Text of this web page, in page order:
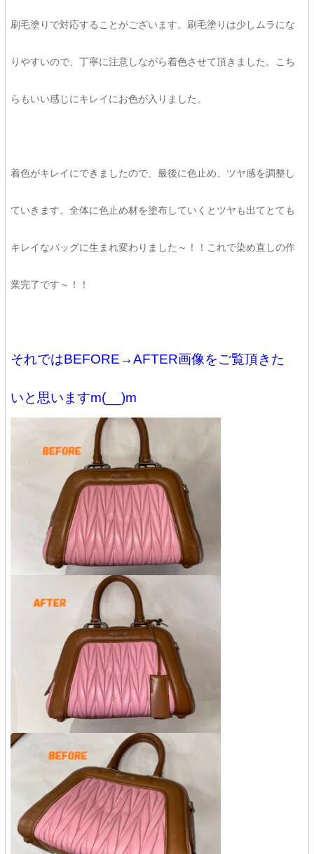
刷毛塗りで対応することがございます。刷毛塗りは少しムラにな
りやすいので、丁寧に注意しながら着色させて頂きました。こち
らもいい感じにキレイにお色が入りました。
着色がキレイにできましたので、最後に色止め、ツヤ感を調整し
ていきます。全体に色止め材を塗布していくとツヤも出てとても
キレイなバッグに生まれ変わりました～！！これで染め直しの作
業完了です～！！
それではBEFORE→AFTER画像をご覧頂きた
いと思いますm(__)m